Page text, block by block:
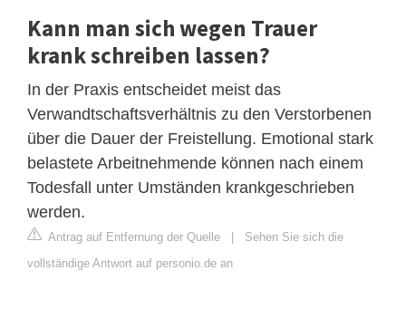
Kann man sich wegen Trauer
krank schreiben lassen?
In der Praxis entscheidet meist das
Verwandtschaftsverhältnis zu den Verstorbenen
über die Dauer der Freistellung. Emotional stark
belastete Arbeitnehmende können nach einem
Todesfall unter Umständen krankgeschrieben
werden.
Antrag auf Entfernung der Quelle | Sehen Sie sich die
vollständige Antwort auf personio.de an